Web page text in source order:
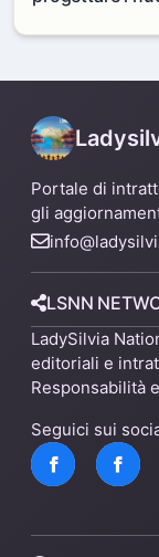
Mare
Portale di
gli
LSNN
LadySilvia
editoriali e
Responsabilità
Seguici sui